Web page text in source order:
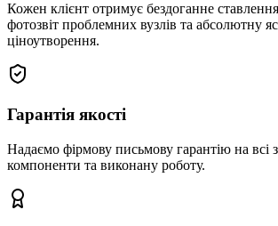
Кожен клієнт отримує бездоганне
фотозвіт проблемних вузлів та абсолютну
ціноутворення.
Гарантія якості
Надаємо фірмову письмову гарантію на всі
компоненти та виконану роботу.